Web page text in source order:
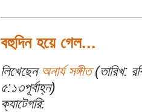
বহুদিন হয়ে গেল...
লিখেছেন অনার্য সঙ্গীত(তারিখ:
৫:১৩পূর্বাহ্ন)
ক্যাটেগরি: